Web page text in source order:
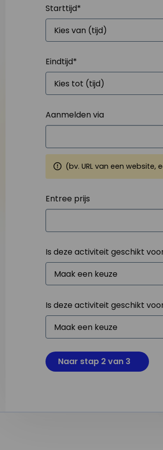
Starttijd*
Eindtijd*
Aanmelden via
(bv. URL van een
Entree prijs
Is deze activiteit geschikt
Is deze activiteit geschikt